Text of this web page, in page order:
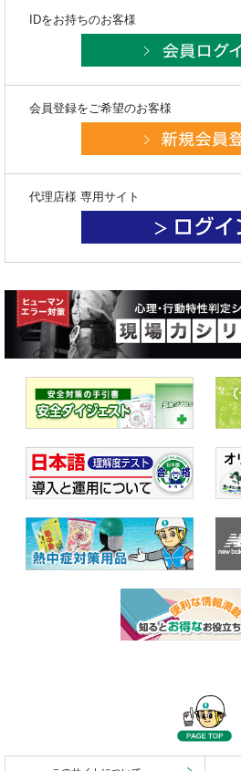
IDをお持ちのお客様
会員登録をご希望のお客様
代理店様 専用サイト